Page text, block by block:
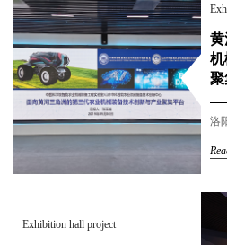
黄
机
聚
Exhibition hall project